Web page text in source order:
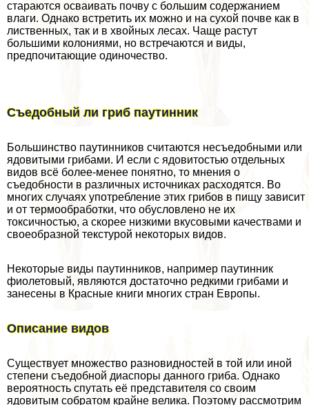
стараются осваивать почву с большим содержанием
влаги. Однако встретить их можно и на сухой почве как в
лиственных, так и в хвойных лесах. Чаще растут
большими колониями, но встречаются и виды,
предпочитающие одиночество.
Съедобный ли гриб паутинник
Большинство паутинников считаются несъедобными или
ядовитыми грибами. И если с ядовитостью отдельных
видов всё более-менее понятно, то мнения о
съедобности в различных источниках расходятся. Во
многих случаях употрeбление этих грибов в пищу зависит
и от термообработки, что обусловлено не их
токсичностью, а скорее низкими вкусовыми качествами и
своеобразной текстурой некоторых видов.
Некоторые виды паутинников, например паутинник
фиолетовый, являются достаточно редкими грибами и
занесены в Красные книги многих стран Европы.
Описание видов
Существует множество разновидностей в той или иной
степени съедобной диаспоры данного гриба. Однако
вероятность спутать её представителя со своим
ядовитым собратом крайне велика. Поэтому рассмотрим